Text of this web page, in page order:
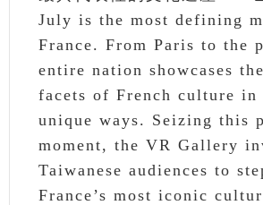
July is the most defining
France. From Paris to the
entire nation showcases
facets of French culture in
unique ways. Seizing this
moment, the VR Gallery
Taiwanese audiences to
France’s most iconic